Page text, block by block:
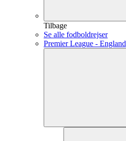
Tilbage
Se alle fodboldrejser
Premier League - England